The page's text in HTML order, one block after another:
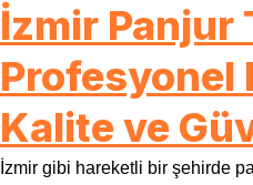
İzmir Panjur
Profesyonel
Kalite ve
İzmir gibi hareketli bir şehirde